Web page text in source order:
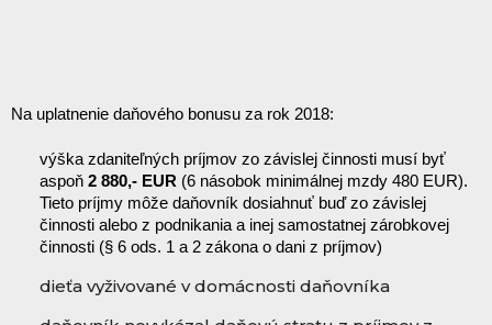
Na uplatnenie daňového bonusu za rok 2018:
výška zdaniteľných príjmov zo závislej činnosti musí byť
aspoň 2 880,- EUR (6 násobok minimálnej mzdy 480 EUR).
Tieto príjmy môže daňovník dosiahnuť buď zo závislej
činnosti alebo z podnikania a inej samostatnej zárobkovej
činnosti (§ 6 ods. 1 a 2 zákona o dani z príjmov)
dieťa vyživované v domácnosti daňovníka